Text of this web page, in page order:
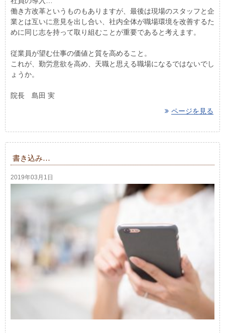
働き方改革というものもありますが、最後は現場のスタッフと企
業とは互いに意見を出し合い、社内全体が職場環境を改善するた
めに同じ志を持って取り組むことが重要であると考えます。
従業員が望む仕事の価値と質を高めること。
これが、勤労意欲を高め、天職と思える職場になるではないでし
ょうか。
院長 島田 実
ページを見る
書き込み…
2019年03月1日